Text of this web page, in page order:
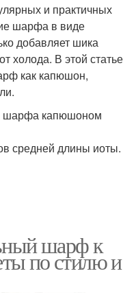
и практичных
шарфа в виде
добавляет шика
холода. В этой статье
как капюшон,
шарфа капюшоном
средней длины иоты.
шарф к
по стилю и